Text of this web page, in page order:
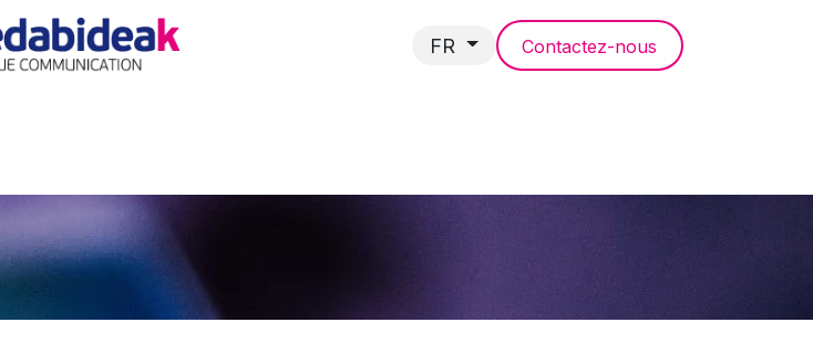
FR Contactez-nous